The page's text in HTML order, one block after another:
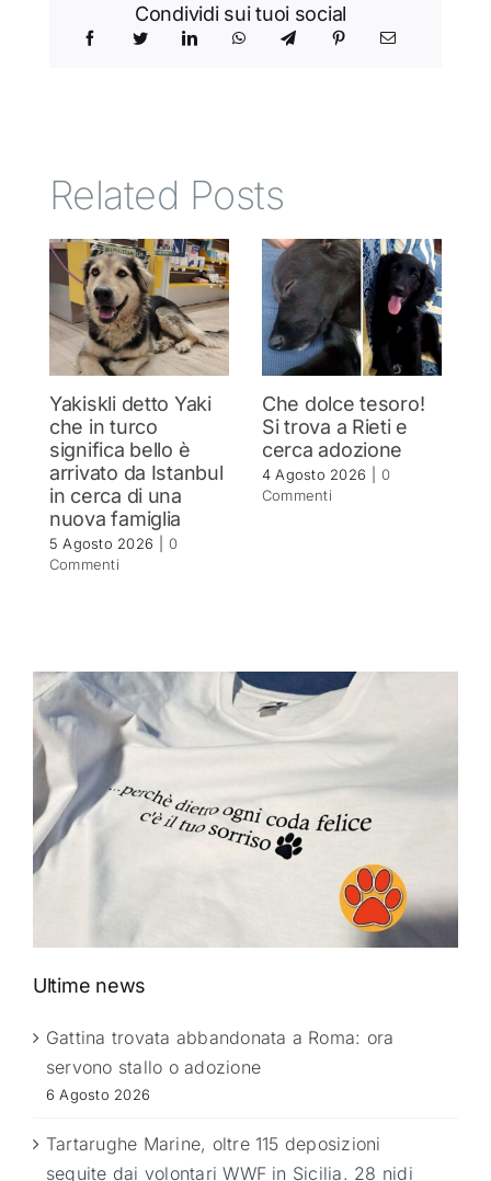
Condividi sui tuoi social
Related Posts
Yakiskli detto Yaki
che in turco
significa bello è
arrivato da Istanbul
in cerca di una
nuova famiglia
5 Agosto 2026
0
Commenti
Che dolce tesoro!
Si trova a Rieti e
cerca adozione
4 Agosto 2026
0
Commenti
Ultime news
Gattina trovata abbandonata a Roma: ora
servono stallo o adozione
6 Agosto 2026
Tartarughe Marine, oltre 115 deposizioni
seguite dai volontari WWF in Sicilia. 28 nidi